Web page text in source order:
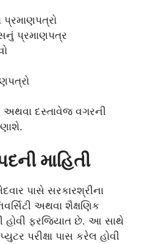
પ્રમાણપત્રો
પ્રમાણપત્ર
અથવા દસ્તાવેજ વગરની
માહિતી
પાસે સરકારશ્રીના
અથવા શૈક્ષણિક
હોવી ફરજિયાત છે. આ સાથે
પરીક્ષા પાસ કરેલ હોવી